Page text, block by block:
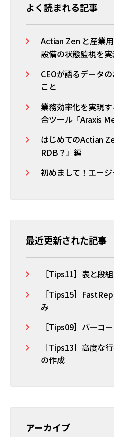
よく読まれる記事
Actian Zen と産業
設備の状態監視を実
CEOが語るデータ
こと
業務効率化を実現
合ツール「Araxis
はじめてのActian
RDB？」編
初めまして！エージ
最近更新された記事
［Tips11］表と段
［Tips15］
み
［Tips09］バーコ
［Tips13］高度な
の作成
アーカイブ